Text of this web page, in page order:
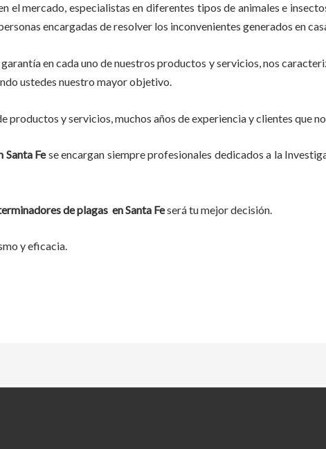
el mercado, especialistas en diferentes tipos de animales e
encargadas de resolver los inconvenientes generados en
en cada uno de nuestros productos y servicios, nos
ustedes nuestro mayor objetivo.
y servicios, muchos años de experiencia y clientes que
Santa Fese encargan siempre profesionales dedicados a la
de plagas enSanta Feserá tu mejor decisión.
y eficacia.